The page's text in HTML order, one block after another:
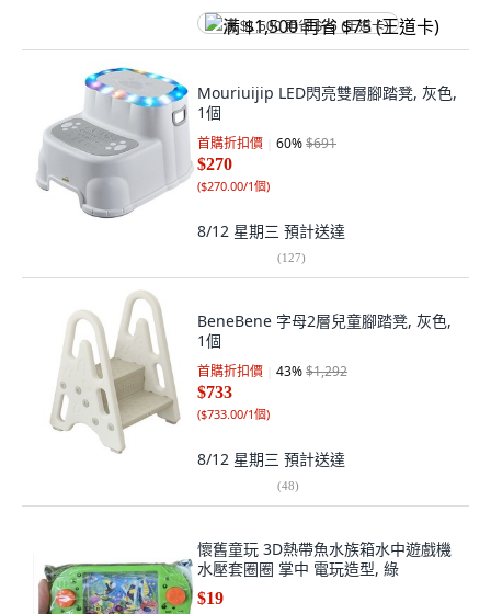
满 $1,500 再省 $75 (王道卡)
Mouriuijip LED閃亮雙層腳踏凳, 灰色,
1個
首購折扣價 60%$691
$270
($270.00/1個)
8/12 星期三 預計送達
(127)
BeneBene 字母2層兒童腳踏凳, 灰色,
1個
首購折扣價 43%$1,292
$733
($733.00/1個)
8/12 星期三 預計送達
(48)
懷舊童玩 3D熱帶魚水族箱水中遊戲機
水壓套圈圈 掌中 電玩造型, 綠
$19